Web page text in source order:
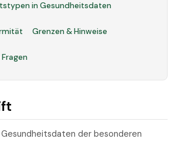
in Gesundheitsdaten
Grenzen & Hinweise
der besonderen